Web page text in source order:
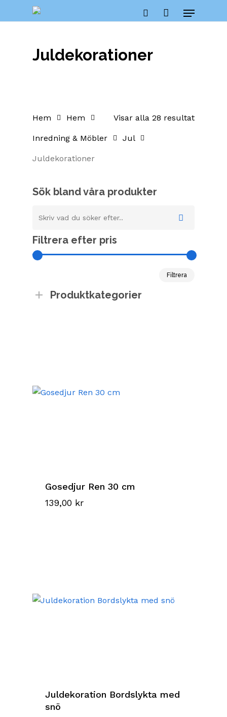
Menu
Cart Close
Juldekorationer
Visar alla 28 resultat
Hem Hem
Inredning & Möbler Jul
Juldekorationer
Sök bland våra produkter
Filtrera efter pris
Filtrera
Produktkategorier
Gosedjur Ren 30 cm
139,00 kr
Juldekoration Bordslykta med
snö